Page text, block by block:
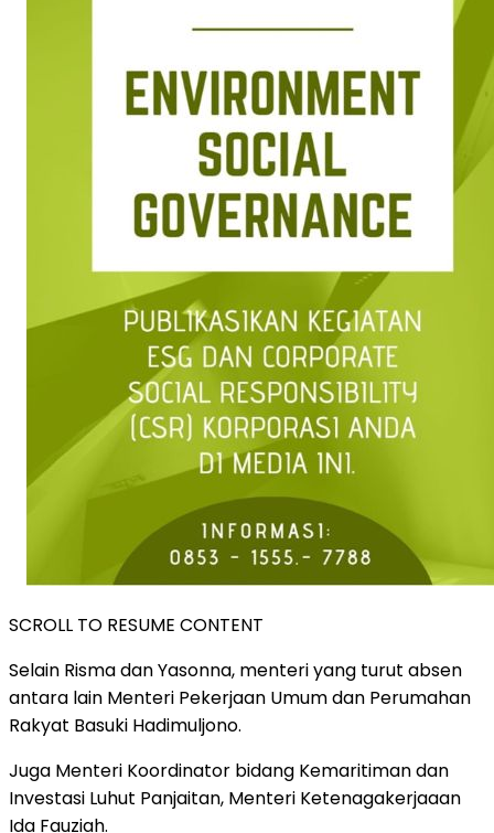
SCROLL TO RESUME CONTENT
Selain Risma dan Yasonna, menteri yang turut absen
antara lain Menteri Pekerjaan Umum dan Perumahan
Rakyat Basuki Hadimuljono.
Juga Menteri Koordinator bidang Kemaritiman dan
Investasi Luhut Panjaitan, Menteri Ketenagakerjaaan
Ida Fauziah.